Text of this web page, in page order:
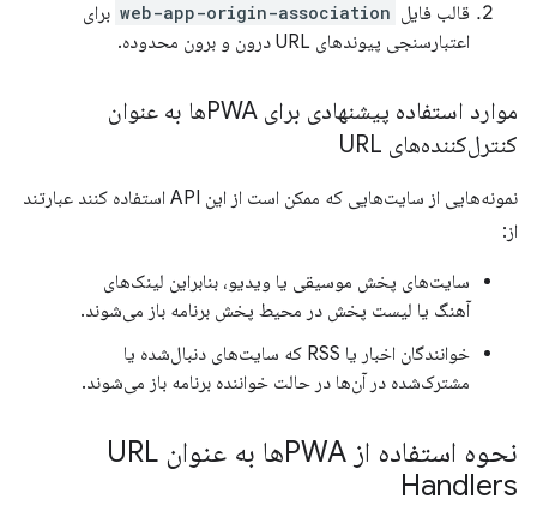
قالب فایل web-app-origin-association برای
اعتبارسنجی پیوندهای URL درون و برون محدوده.
موارد استفاده پیشنهادی برای PWAها به عنوان
کنترل‌کننده‌های URL
نمونه‌هایی از سایت‌هایی که ممکن است از این API استفاده کنند عبارتند
از:
سایت‌های پخش موسیقی یا ویدیو، بنابراین لینک‌های
آهنگ یا لیست پخش در محیط پخش برنامه باز می‌شوند.
خوانندگان اخبار یا RSS که سایت‌های دنبال‌شده یا
مشترک‌شده در آن‌ها در حالت خواننده برنامه باز می‌شوند.
نحوه استفاده از PWAها به عنوان URL
Handlers